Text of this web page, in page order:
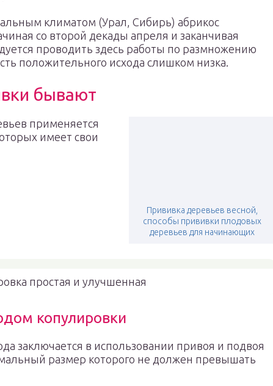
климатом (Урал, Сибирь) абрикос
со второй декады апреля и заканчивая
проводить здесь работы по размножению
положительного исхода слишком низка.
бывают
Прививка деревьев весной,
способы прививки плодовых
деревьев для начинающих
применяется
имеет свои
простая и улучшенная
копулировки
заключается в использовании привоя и подвоя
размер которого не должен превышать